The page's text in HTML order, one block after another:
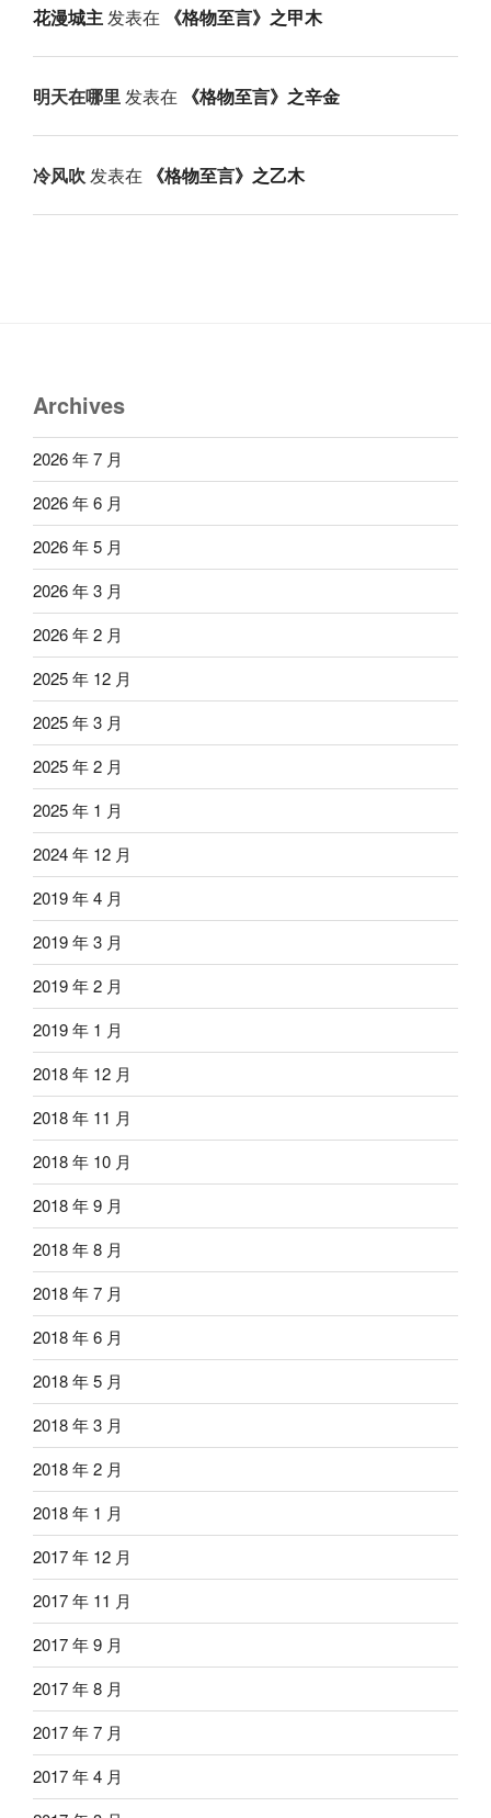
花漫城主发表在 《格物至言》之甲木
明天在哪里发表在 《格物至言》之辛金
冷风吹 发表在 《格物至言》之乙木
Archives
2026 年 7 月
2026 年 6 月
2026 年 5 月
2026 年 3 月
2026 年 2 月
2025 年 12 月
2025 年 3 月
2025 年 2 月
2025 年 1 月
2024 年 12 月
2019 年 4 月
2019 年 3 月
2019 年 2 月
2019 年 1 月
2018 年 12 月
2018 年 11 月
2018 年 10 月
2018 年 9 月
2018 年 8 月
2018 年 7 月
2018 年 6 月
2018 年 5 月
2018 年 3 月
2018 年 2 月
2018 年 1 月
2017 年 12 月
2017 年 11 月
2017 年 9 月
2017 年 8 月
2017 年 7 月
2017 年 4 月